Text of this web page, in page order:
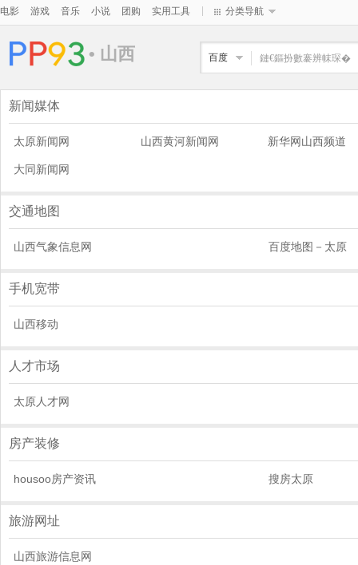
电影 游戏 音乐 小说 团购 实用工具 分类导航
• 山西 百度
新闻媒体
太原新闻网 山西黄河新闻网 新华网山西频道
大同新闻网
交通地图
山西气象信息网 百度地图－太原
手机宽带
山西移动
人才市场
太原人才网
房产装修
housoo房产资讯 搜房太原
旅游网址
山西旅游信息网